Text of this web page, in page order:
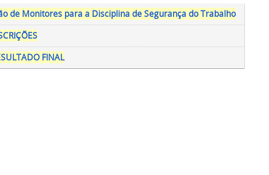
de Monitores para a Disciplina de Segurança do Trabalho
FINAL